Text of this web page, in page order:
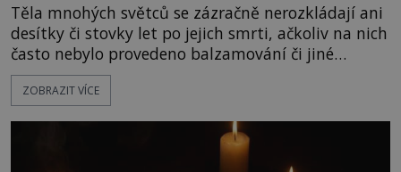
Těla mnohých světců se zázračně nerozkládají ani
desítky či stovky let po jejich smrti, ačkoliv na nich
často nebylo provedeno balzamování či jiné
pokusy o konzervaci. Neporušené ostatky bývají
považovány za důkaz svatosti zemřelých. Jaké
ZOBRAZIT VÍCE